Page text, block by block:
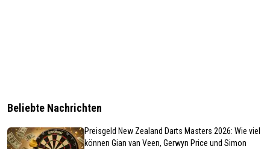
Beliebte Nachrichten
Preisgeld New Zealand Darts Masters 2026: Wie viel
können Gian van Veen, Gerwyn Price und Simon